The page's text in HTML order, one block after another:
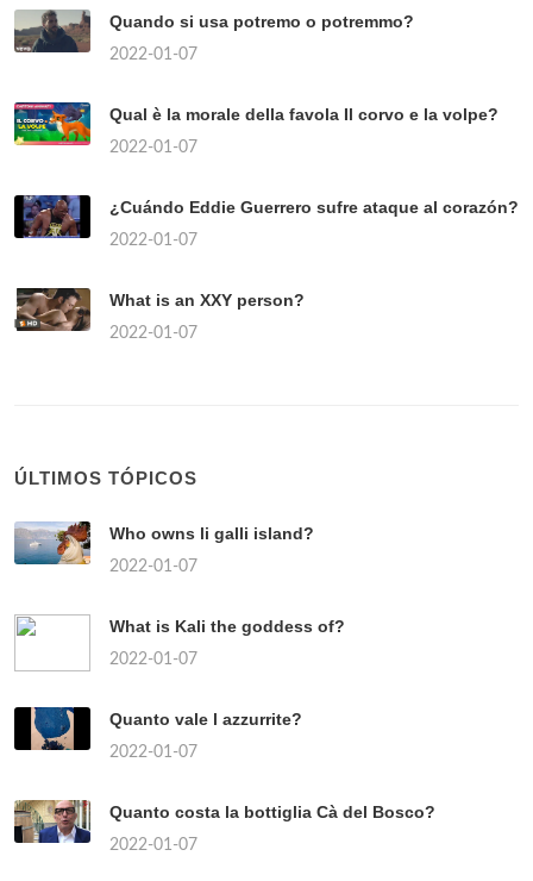
Quando si usa potremo o potremmo?
2022-01-07
Qual è la morale della favola Il corvo e la volpe?
2022-01-07
¿Cuándo Eddie Guerrero sufre ataque al corazón?
2022-01-07
What is an XXY person?
2022-01-07
ÚLTIMOS TÓPICOS
Who owns li galli island?
2022-01-07
What is Kali the goddess of?
2022-01-07
Quanto vale l azzurrite?
2022-01-07
Quanto costa la bottiglia Cà del Bosco?
2022-01-07